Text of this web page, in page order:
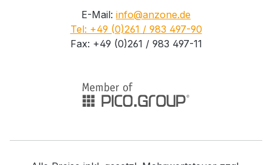
E-Mail: info@anzone.de
Tel: +49 (0)261 / 983 497-90
Fax: +49 (0)261 / 983 497-11